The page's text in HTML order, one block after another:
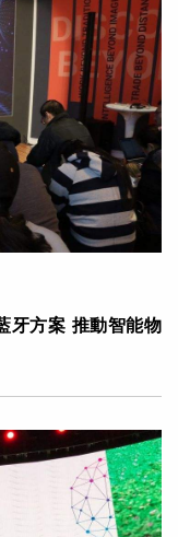
牙方案 推動智能物